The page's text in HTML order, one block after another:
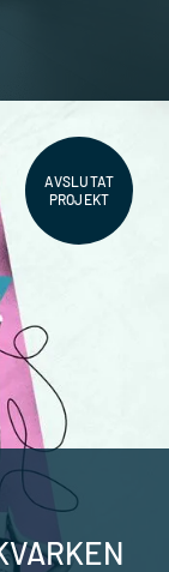
AVSLUTAT
PROJEKT